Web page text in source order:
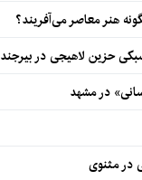
هنر معاصر می‌آفریند؟
حزین لاهیجی در بیرجند
در مشهد
در مثنوی